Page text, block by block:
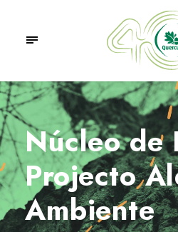
Núcleo de
Projecto
Ambiente